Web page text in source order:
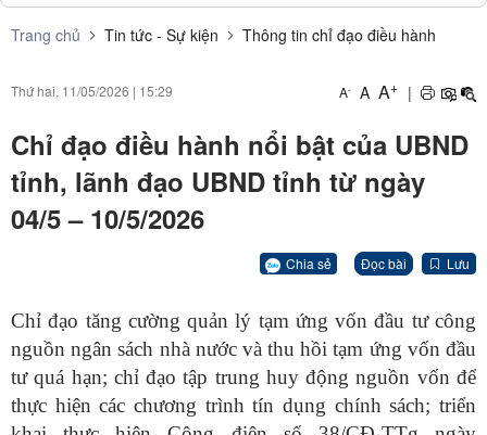
Trang chủ Tin tức - Sự kiện Thông tin chỉ đạo điều hành
Thứ hai, 11/05/2026 | 15:29 A- A A+ |
Chỉ đạo điều hành nổi bật của UBND
tỉnh, lãnh đạo UBND tỉnh từ ngày
04/5 – 10/5/2026
Chia sẻ Đọc bài Lưu
Chỉ đạo tăng cường quản lý tạm ứng vốn đầu tư công
nguồn ngân sách nhà nước và thu hồi tạm ứng vốn đầu
tư quá hạn; chỉ đạo tập trung huy động nguồn vốn để
thực hiện các chương trình tín dụng chính sách; triển